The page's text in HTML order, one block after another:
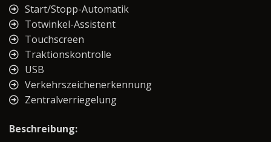
Start/Stopp-Automatik
Totwinkel-Assistent
Touchscreen
Traktionskontrolle
USB
Verkehrszeichenerkennung
Zentralverriegelung
Beschreibung: